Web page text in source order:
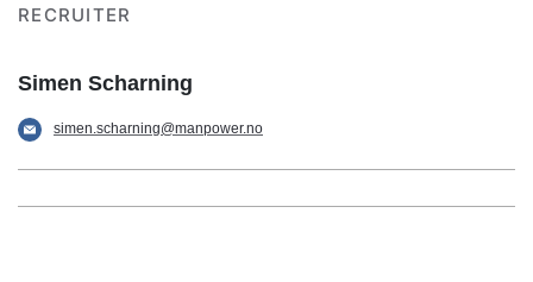
RECRUITER
Simen Scharning
simen.scharning@manpower.no